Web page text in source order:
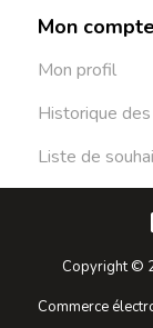
Mon
Mon profil
Historique
Liste de
Copyright ©
Commerce